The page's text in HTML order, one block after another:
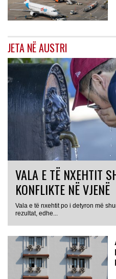
JETA NË AUSTRI
VALA E TË NXEHTIT
KONFLIKTE NË VJENË
Vala e të nxehtit po i detyron më
rezultat, edhe...